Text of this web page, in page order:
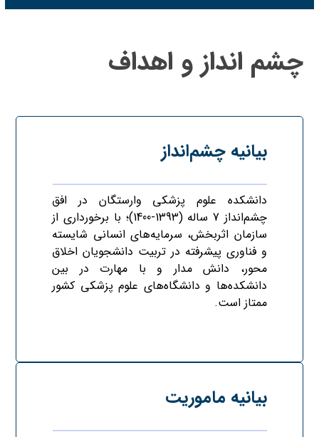
چشم انداز و اهداف
بیانیه چشم‌انداز
دانشکده علوم پزشکی وارستگان در افق
چشم‌انداز 7 ساله (1393-1400)؛ با برخورداری از
سازمان اثربخش، سرمایه‌های انسانی شایسته
و فناوری پیشرفته در تربیت دانشجویان اخلاق‌
محور، دانش مدار و با مهارت در بین
دانشکده‌ها و دانشگاه‌های علوم پزشکی کشور
ممتاز است.
بیانیه ماموریت